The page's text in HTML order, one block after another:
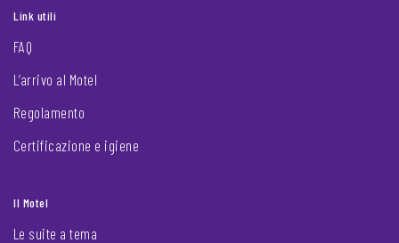
Link utili
FAQ
L’arrivo al Motel
Regolamento
Certificazione e igiene
Il Motel
Le suite a tema